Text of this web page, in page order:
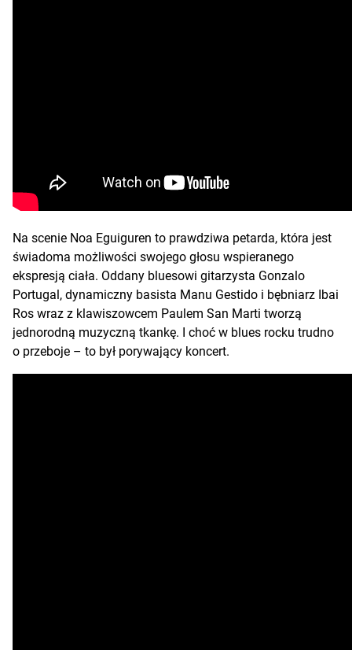
Na scenie Noa Eguiguren to prawdziwa petarda, która jest
świadoma możliwości swojego głosu wspieranego
ekspresją ciała. Oddany bluesowi gitarzysta Gonzalo
Portugal, dynamiczny basista Manu Gestido i bębniarz Ibai
Ros wraz z klawiszowcem Paulem San Marti tworzą
jednorodną muzyczną tkankę. I choć w blues rocku trudno
o przeboje – to był porywający koncert.